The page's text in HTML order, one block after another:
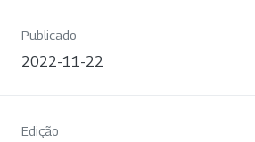
Publicado
2022-11-22
Edição